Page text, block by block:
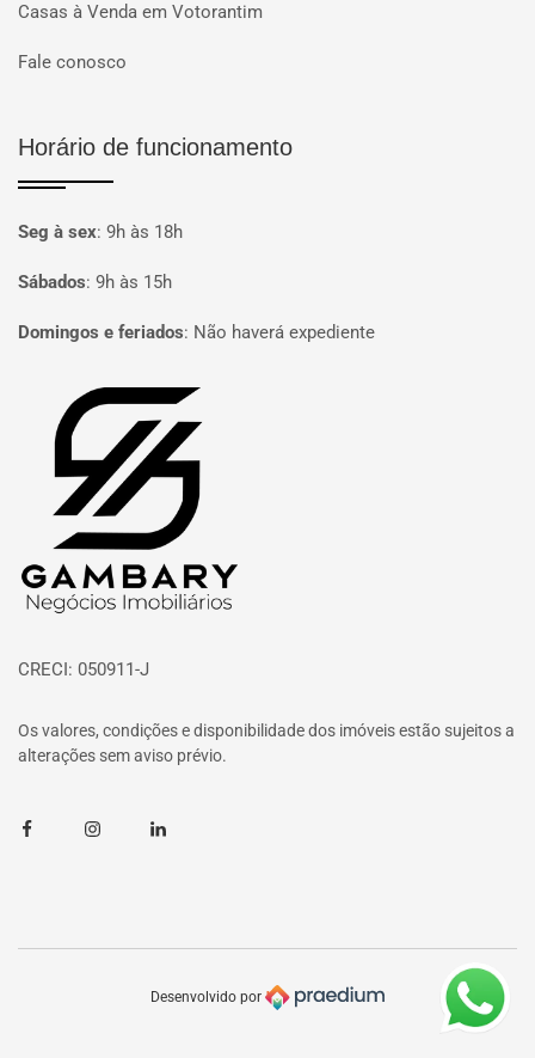
Casas à Venda em Votorantim
Fale conosco
Horário de funcionamento
Seg à sex: 9h às 18h
Sábados: 9h às 15h
Domingos e feriados: Não haverá expediente
Página inicial
CRECI: 050911-J
Os valores, condições e disponibilidade dos imóveis estão sujeitos a
alterações sem aviso prévio.
FacebookInstagramLinkedin
Desenvolvido por